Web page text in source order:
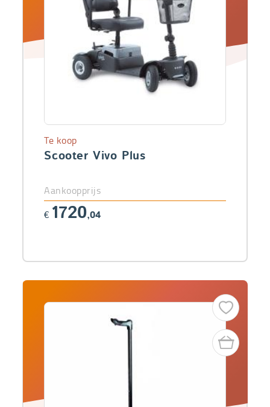
Scooter Vivo Plus
Te koop
Aankoopprijs
€ 1720,04